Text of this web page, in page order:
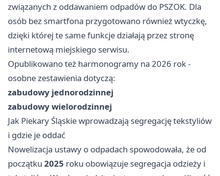
związanych z oddawaniem odpadów do PSZOK. Dla
osób bez smartfona przygotowano również wtyczkę,
dzięki której te same funkcje działają przez stronę
internetową miejskiego serwisu.
Opublikowano też harmonogramy na 2026 rok -
osobne zestawienia dotyczą:
zabudowy jednorodzinnej
zabudowy wielorodzinnej
Jak Piekary Śląskie wprowadzają segregację tekstyliów
i gdzie je oddać
Nowelizacja ustawy o odpadach spowodowała, że od
początku 2025 roku obowiązuje segregacja odzieży i